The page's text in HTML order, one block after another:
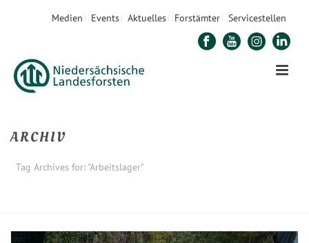
Medien Events Aktuelles Forstämter Servicestellen
ARCHIV
Tag Archives for: "Arbeitslager"